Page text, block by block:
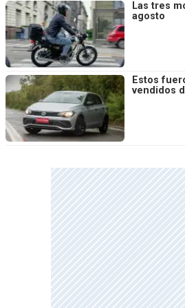
Las tres
agosto
Estos
vendidos